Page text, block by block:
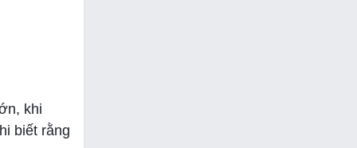
khi
biết rằng